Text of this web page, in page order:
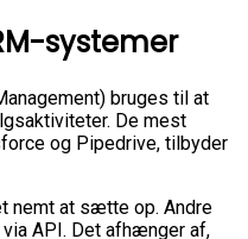
systemer
bruges til at
De mest
og Pipedrive, tilbyder
nemt at sætte op. Andre
API. Det afhænger af,